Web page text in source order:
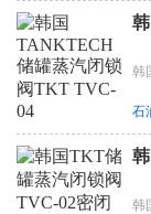
韩
石
韩